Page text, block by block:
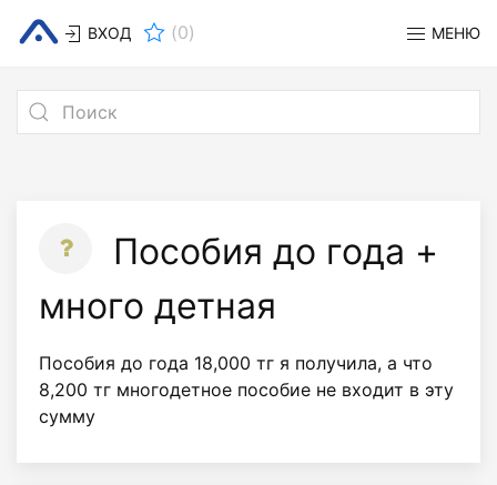
ВХОД (0) МЕНЮ
Пособия до года +
много детная
Пособия до года 18,000 тг я получила, а что
8,200 тг многодетное пособие не входит в эту
сумму